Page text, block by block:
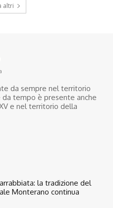
altri
da sempre nel territorio
da tempo è presente anche
e nel territorio della
la tradizione del
Monterano continua